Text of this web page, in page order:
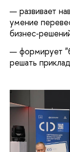
развивает
умение
формирует
решать